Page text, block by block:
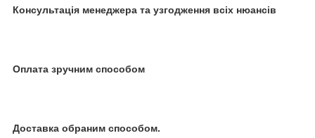
Консультація менеджера та узгодження всіх нюансів
Оплата зручним способом
Доставка обраним способом.